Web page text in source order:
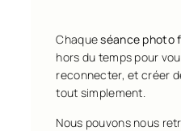
Chaqueséance photo
hors du temps pour
reconnecter, et créer
tout simplement.
Nous pouvons nous